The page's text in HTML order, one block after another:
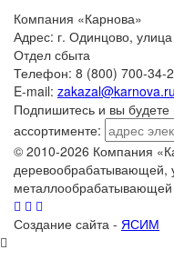
Компания «Карнова»
Адрес: г. Одинцово,
Отдел сбыта
Телефон: 8 (800) 700-34-
E-mail: zakazal@karnova.ru
Подпишитесь и вы
ассортименте:
© 2010-2026 Компания
деревообрабатывающей,
металлообрабатывающей
Создание сайта - ЯСИМ